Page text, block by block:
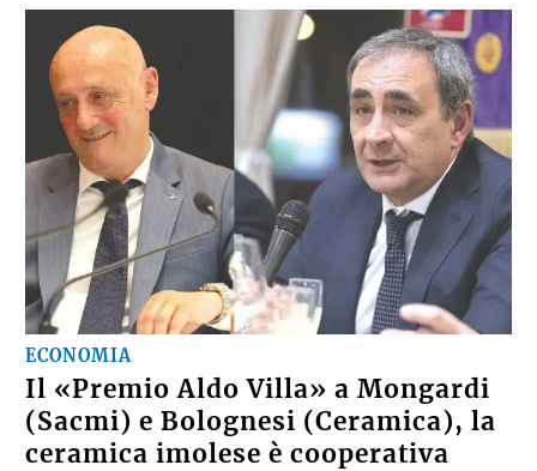
ECONOMIA
Il «Premio Aldo Villa» a Mongardi
(Sacmi) e Bolognesi (Ceramica), la
ceramica imolese è cooperativa